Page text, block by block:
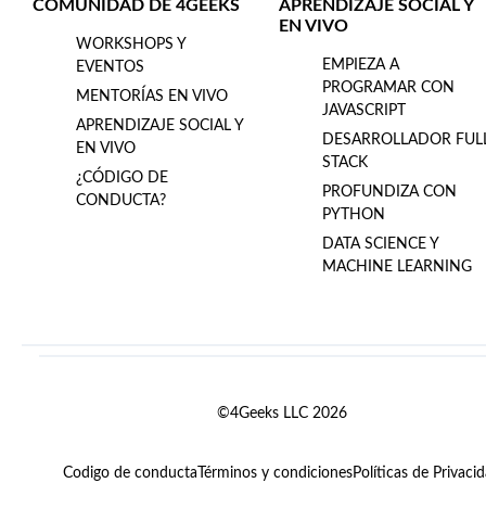
COMUNIDAD DE 4GEEKS
WORKSHOPS Y
EVENTOS
MENTORÍAS EN VIVO
APRENDIZAJE SOCIAL Y
EN VIVO
¿CÓDIGO DE
CONDUCTA?
APRENDIZAJE SOCIAL Y
EN VIVO
EMPIEZA A
PROGRAMAR CON
JAVASCRIPT
DESARROLLADOR
STACK
PROFUNDIZA CON
PYTHON
DATA SCIENCE Y
MACHINE LEARNING
©4Geeks LLC 2026
Codigo de conducta Términos y condicionesPolíticas de